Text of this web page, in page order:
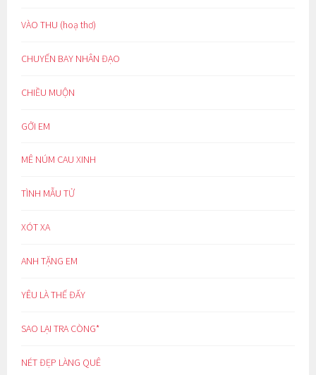
VÀO THU (hoạ thơ)
CHUYẾN BAY NHÂN ĐẠO
CHIỀU MUỘN
GỞI EM
MÊ NÚM CAU XINH
TÌNH MẪU TỬ
XÓT XA
ANH TẶNG EM
YÊU LÀ THẾ ĐẤY
SAO LẠI TRA CÒNG*
NÉT ĐẸP LÀNG QUÊ